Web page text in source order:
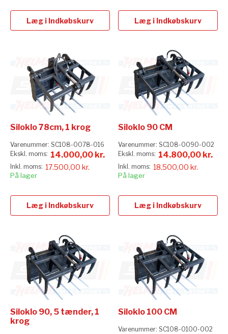
Læg i Indkøbskurv Læg i Indkøbskurv
17.500,00 kr.
14.000,00 kr.
Siloklo 78cm, 1 krog
Varenummer: SC108-0078-016
På lager
Læg i Indkøbskurv
18.500,00 kr.
14.800,00 kr.
Siloklo 90 CM
Varenummer: SC108-0090-002
På lager
Læg i Indkøbskurv
Siloklo 90, 5 tænder, 1
krog
Siloklo 100 CM
Varenummer: SC108-0100-002